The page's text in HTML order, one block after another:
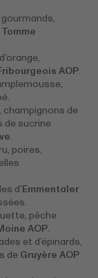
Tomme
AOP.
de
de sucrine
.
poires,
d’Emmentaler
pêche
AOP.
et d’épinards,
de Gruyère AOP